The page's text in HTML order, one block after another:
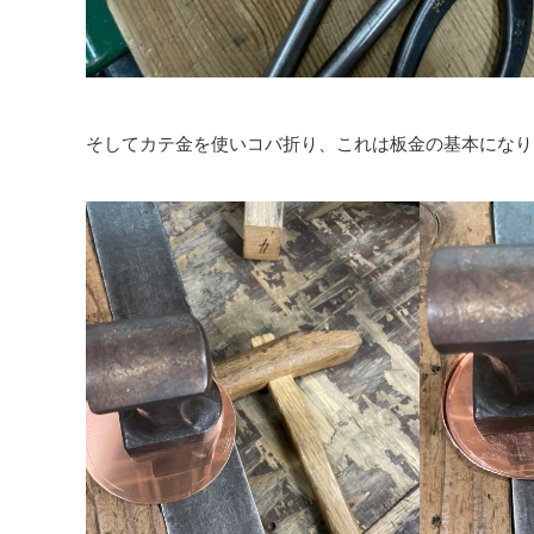
そしてカテ金を使いコバ折り、これは板金の基本にな